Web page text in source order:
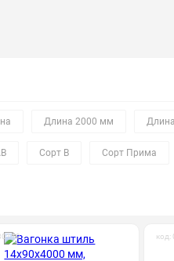
Длина 2000 мм
Сорт В Сорт Прима
код: